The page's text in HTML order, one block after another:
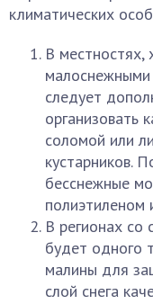
климатических
В местностях,
малоснежными
следует
организовать
соломой или
кустарников.
бесснежные
полиэтиленом
В регионах
будет одного
малины для
слой снега